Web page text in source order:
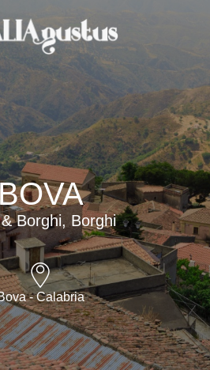
Borghi, Borghi
- Calabria